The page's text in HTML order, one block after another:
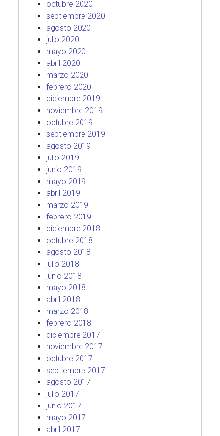
octubre 2020
septiembre 2020
agosto 2020
julio 2020
mayo 2020
abril 2020
marzo 2020
febrero 2020
diciembre 2019
noviembre 2019
octubre 2019
septiembre 2019
agosto 2019
julio 2019
junio 2019
mayo 2019
abril 2019
marzo 2019
febrero 2019
diciembre 2018
octubre 2018
agosto 2018
julio 2018
junio 2018
mayo 2018
abril 2018
marzo 2018
febrero 2018
diciembre 2017
noviembre 2017
octubre 2017
septiembre 2017
agosto 2017
julio 2017
junio 2017
mayo 2017
abril 2017